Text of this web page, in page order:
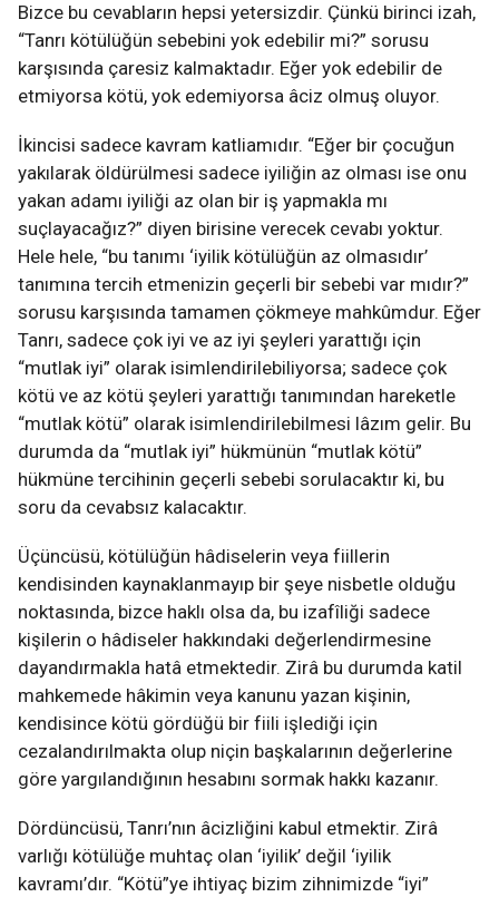
Bizce bu cevabların hepsi yetersizdir. Çünkü birinci izah,
“Tanrı kötülüğün sebebini yok edebilir mi?” sorusu
karşısında çaresiz kalmaktadır. Eğer yok edebilir de
etmiyorsa kötü, yok edemiyorsa âciz olmuş oluyor.
İkincisi sadece kavram katliamıdır. “Eğer bir çocuğun
yakılarak öldürülmesi sadece iyiliğin az olması ise onu
yakan adamı iyiliği az olan bir iş yapmakla mı
suçlayacağız?” diyen birisine verecek cevabı yoktur.
Hele hele, “bu tanımı ‘iyilik kötülüğün az olmasıdır’
tanımına tercih etmenizin geçerli bir sebebi var mıdır?”
sorusu karşısında tamamen çökmeye mahkûmdur. Eğer
Tanrı, sadece çok iyi ve az iyi şeyleri yarattığı için
“mutlak iyi” olarak isimlendirilebiliyorsa; sadece çok
kötü ve az kötü şeyleri yarattığı tanımından hareketle
“mutlak kötü” olarak isimlendirilebilmesi lâzım gelir. Bu
durumda da “mutlak iyi” hükmünün “mutlak kötü”
hükmüne tercihinin geçerli sebebi sorulacaktır ki, bu
soru da cevabsız kalacaktır.
Üçüncüsü, kötülüğün hâdiselerin veya fiillerin
kendisinden kaynaklanmayıp bir şeye nisbetle olduğu
noktasında, bizce haklı olsa da, bu izafîliği sadece
kişilerin o hâdiseler hakkındaki değerlendirmesine
dayandırmakla hatâ etmektedir. Zirâ bu durumda katil
mahkemede hâkimin veya kanunu yazan kişinin,
kendisince kötü gördüğü bir fiili işlediği için
cezalandırılmakta olup niçin başkalarının değerlerine
göre yargılandığının hesabını sormak hakkı kazanır.
Dördüncüsü, Tanrı’nın âcizliğini kabul etmektir. Zirâ
varlığı kötülüğe muhtaç olan ‘iyilik’ değil ‘iyilik
kavramı’dır. “Kötü”ye ihtiyaç bizim zihnimizde “iyi”